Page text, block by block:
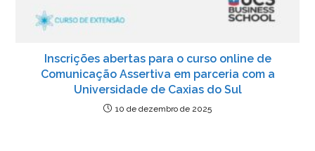
Inscrições abertas para o curso online de
Comunicação Assertiva em parceria com a
Universidade de Caxias do Sul
10 de dezembro de 2025